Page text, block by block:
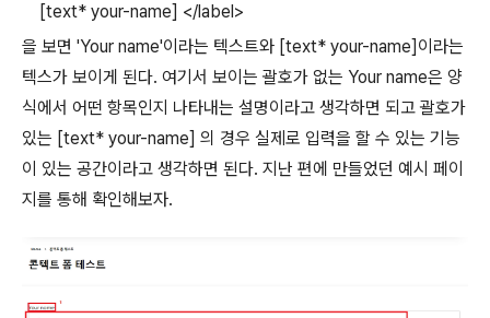
[text* your-name] </label>
을 보면 'Your name'이라는 텍스트와 [text* your-name]이라는
텍스가 보이게 된다. 여기서 보이는 괄호가 없는 Your name은 양
식에서 어떤 항목인지 나타내는 설명이라고 생각하면 되고 괄호가
있는 [text* your-name] 의 경우 실제로 입력을 할 수 있는 기능
이 있는 공간이라고 생각하면 된다. 지난 편에 만들었던 예시 페이
지를 통해 확인해보자.